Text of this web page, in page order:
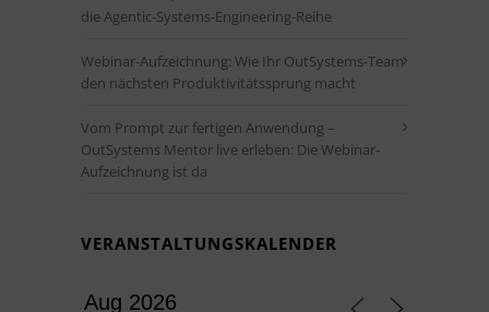
die Agentic-Systems-Engineering-Reihe
Webinar-Aufzeichnung: Wie Ihr OutSystems-Team
den nächsten Produktivitätssprung macht
Vom Prompt zur fertigen Anwendung –
OutSystems Mentor live erleben: Die Webinar-
Aufzeichnung ist da
VERANSTALTUNGSKALENDER